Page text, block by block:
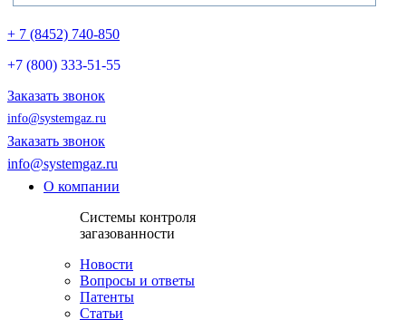
+ 7 (8452) 740-850
+7 (800) 333-51-55
Заказать звонок
info@systemgaz.ru
Заказать звонок
info@systemgaz.ru
О компании
Системы контроля
загазованности
Новости
Вопросы и ответы
Патенты
Статьи